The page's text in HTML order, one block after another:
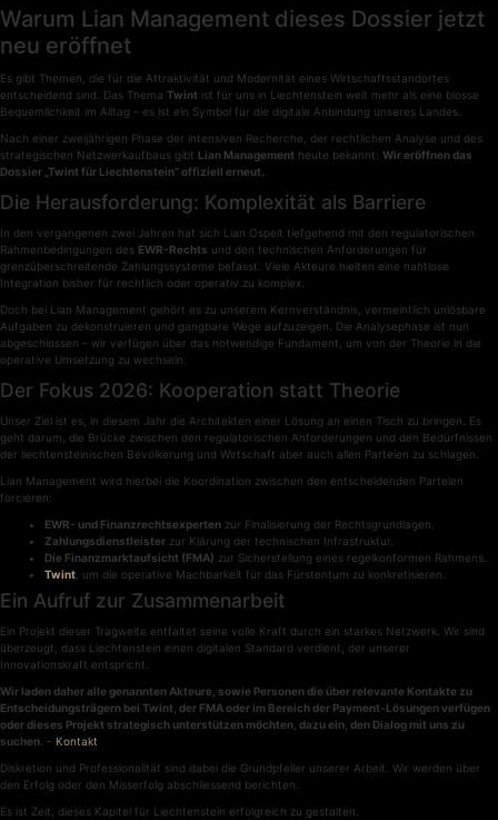
Warum Lian Management dieses Dossier jetzt
neu eröffnet
Es gibt Themen, die für die Attraktivität und Modernität eines Wirtschaftsstandortes
entscheidend sind. Das Thema Twint ist für uns in Liechtenstein weit mehr als eine blosse
Bequemlichkeit im Alltag – es ist ein Symbol für die digitale Anbindung unseres Landes.
Nach einer zweijährigen Phase der intensiven Recherche, der rechtlichen Analyse und des
strategischen Netzwerkaufbaus gibt Lian Management heute bekannt: Wir eröffnen das
Dossier „Twint für Liechtenstein“ offiziell erneut.
Die Herausforderung: Komplexität als Barriere
In den vergangenen zwei Jahren hat sich Lian Ospelt tiefgehend mit den regulatorischen
Rahmenbedingungen des EWR-Rechts und den technischen Anforderungen für
grenzüberschreitende Zahlungssysteme befasst. Viele Akteure hielten eine nahtlose
Integration bisher für rechtlich oder operativ zu komplex.
Doch bei Lian Management gehört es zu unserem Kernverständnis, vermeintlich unlösbare
Aufgaben zu dekonstruieren und gangbare Wege aufzuzeigen. Die Analysephase ist nun
abgeschlossen – wir verfügen über das notwendige Fundament, um von der Theorie in die
operative Umsetzung zu wechseln.
Der Fokus 2026: Kooperation statt Theorie
Unser Ziel ist es, in diesem Jahr die Architekten einer Lösung an einen Tisch zu bringen. Es
geht darum, die Brücke zwischen den regulatorischen Anforderungen und den Bedürfnissen
der liechtensteinischen Bevölkerung und Wirtschaft aber auch allen Parteien zu schlagen.
Lian Management wird hierbei die Koordination zwischen den entscheidenden Parteien
forcieren:
EWR- und Finanzrechtsexperten zur Finalisierung der Rechtsgrundlagen.
Zahlungsdienstleister zur Klärung der technischen Infrastruktur.
Die Finanzmarktaufsicht (FMA) zur Sicherstellung eines regelkonformen Rahmens.
Twint , um die operative Machbarkeit für das Fürstentum zu konkretisieren.
Ein Aufruf zur Zusammenarbeit
Ein Projekt dieser Tragweite entfaltet seine volle Kraft durch ein starkes Netzwerk. Wir sind
überzeugt, dass Liechtenstein einen digitalen Standard verdient, der unserer
Innovationskraft entspricht.
Wir laden daher alle genannten Akteure, sowie Personen die über relevante Kontakte zu
Entscheidungsträgern bei Twint, der FMA oder im Bereich der Payment-Lösungen verfügen
oder dieses Projekt strategisch unterstützen möchten, dazu ein, den Dialog mit uns zu
suchen. – Kontakt
Diskretion und Professionalität sind dabei die Grundpfeiler unserer Arbeit. Wir werden über
den Erfolg oder den Misserfolg abschliessend berichten.
Es ist Zeit, dieses Kapitel für Liechtenstein erfolgreich zu gestalten.